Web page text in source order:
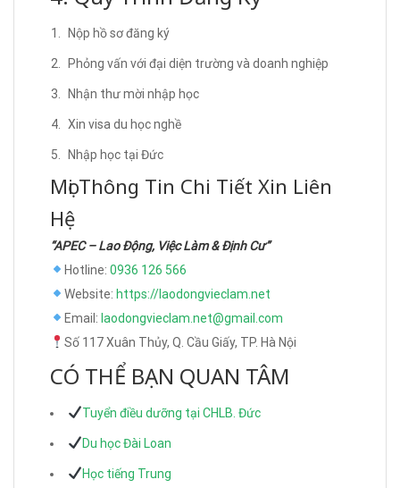
Nộp hồ sơ đăng ký
Phỏng vấn với đại diện trường và doanh nghiệp
Nhận thư mời nhập học
Xin visa du học nghề
Nhập học tại Đức
Mọi Thông Tin Chi Tiết Xin Liên
Hệ
“APEC – Lao Động, Việc Làm & Định Cư”
Hotline: 0936 126 566
Website: https://laodongvieclam.net
Email: laodongvieclam.net@gmail.com
Số 117 Xuân Thủy, Q. Cầu Giấy, TP. Hà Nội
CÓ THỂ BẠN QUAN TÂM
Tuyển điều dưỡng tại CHLB. Đức
Du học Đài Loan
Học tiếng Trung